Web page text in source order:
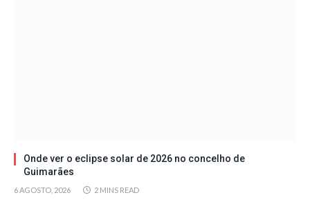
Onde ver o eclipse solar de 2026 no concelho de
Guimarães
6 AGOSTO, 2026 2 MINS READ